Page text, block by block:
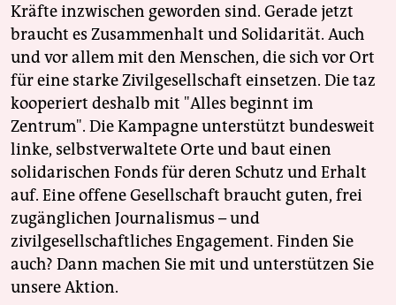
Kräfte inzwischen geworden sind. Gerade jetzt
braucht es Zusammenhalt und Solidarität. Auch
und vor allem mit den Menschen, die sich vor Ort
für eine starke Zivilgesellschaft einsetzen. Die taz
kooperiert deshalb mit "Alles beginnt im
Zentrum". Die Kampagne unterstützt bundesweit
linke, selbstverwaltete Orte und baut einen
solidarischen Fonds für deren Schutz und Erhalt
auf. Eine offene Gesellschaft braucht guten, frei
zugänglichen Journalismus – und
zivilgesellschaftliches Engagement. Finden Sie
auch? Dann machen Sie mit und unterstützen Sie
unsere Aktion.